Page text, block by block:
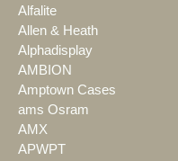
Alfalite
Allen & Heath
Alphadisplay
AMBION
Amptown Cases
ams Osram
AMX
APWPT